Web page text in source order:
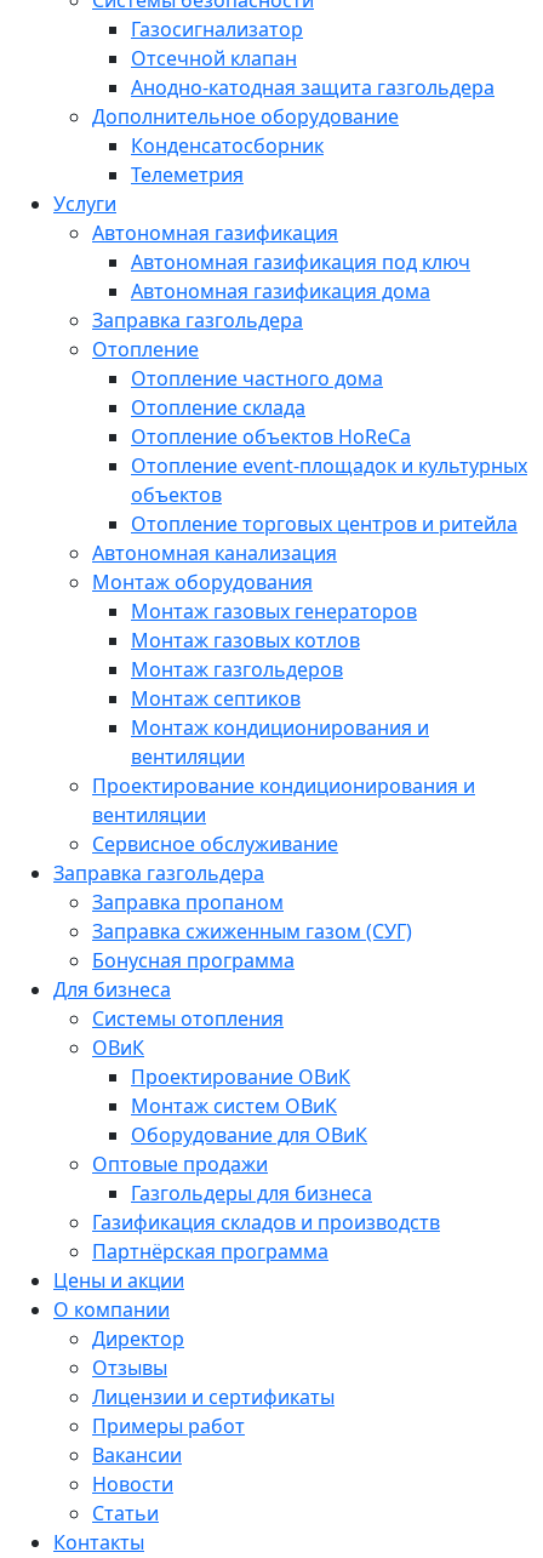
Газосигнализатор
Отсечной клапан
Анодно-катодная защита газгольдера
Дополнительное оборудование
Конденсатосборник
Телеметрия
Услуги
Автономная газификация
Автономная газификация под ключ
Автономная газификация дома
Заправка газгольдера
Отопление
Отопление частного дома
Отопление склада
Отопление объектов HoReCa
Отопление event-площадок и культурных
объектов
Отопление торговых центров и ритейла
Автономная канализация
Монтаж оборудования
Монтаж газовых генераторов
Монтаж газовых котлов
Монтаж газгольдеров
Монтаж септиков
Монтаж кондиционирования и
вентиляции
Проектирование кондиционирования и
вентиляции
Сервисное обслуживание
Заправка газгольдера
Заправка пропаном
Заправка сжиженным газом (СУГ)
Бонусная программа
Для бизнеса
Системы отопления
ОВиК
Проектирование ОВиК
Монтаж систем ОВиК
Оборудование для ОВиК
Оптовые продажи
Газгольдеры для бизнеса
Газификация складов и производств
Партнёрская программа
Цены и акции
О компании
Директор
Отзывы
Лицензии и сертификаты
Примеры работ
Вакансии
Новости
Статьи
Контакты